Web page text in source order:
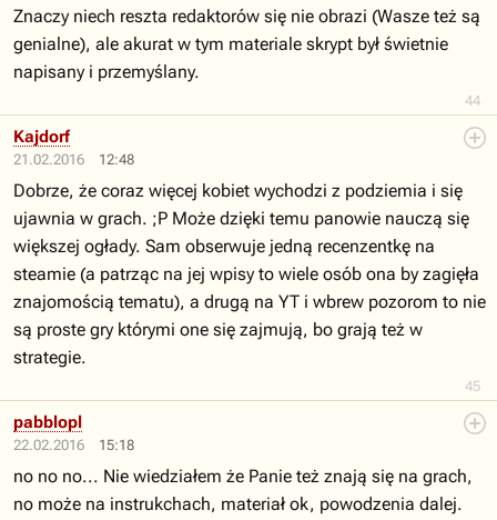
44
Znaczy niech reszta redaktorów się nie obrazi (Wasze też są
genialne), ale akurat w tym materiale skrypt był świetnie
napisany i przemyślany.
21.02.2016 12:48
45
Kajdorf
Dobrze, że coraz więcej kobiet wychodzi z podziemia i się
ujawnia w grach. ;P Może dzięki temu panowie nauczą się
większej ogłady. Sam obserwuje jedną recenzentkę na
steamie (a patrząc na jej wpisy to wiele osób ona by zagięła
znajomością tematu), a drugą na YT i wbrew pozorom to nie
są proste gry którymi one się zajmują, bo grają też w
strategie.
22.02.2016 15:18
pabblopl
no no no... Nie wiedziałem że Panie też znają się na grach,
no może na instrukchach, materiał ok, powodzenia dalej.